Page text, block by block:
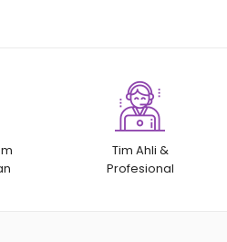
Tim Ahli &
Profesional